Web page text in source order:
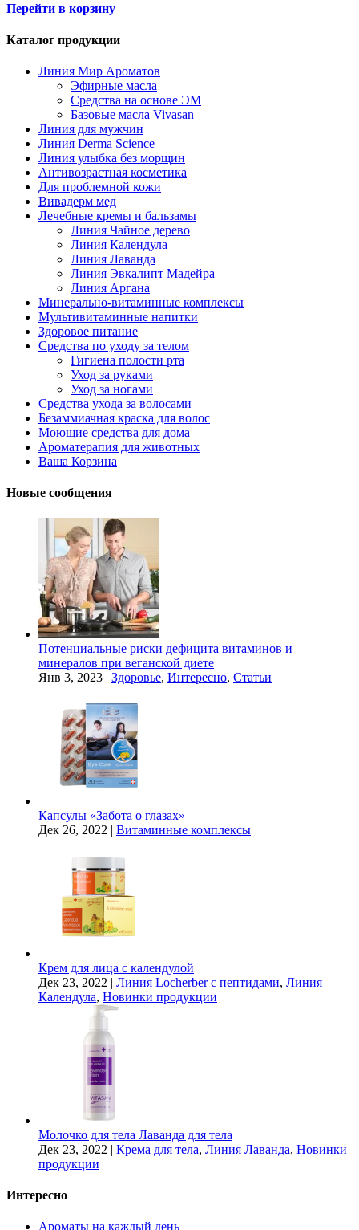
Перейти в корзину
Каталог продукции
Линия Мир Ароматов
Эфирные масла
Средства на основе ЭМ
Базовые масла Vivasan
Линия для мужчин
Линия Derma Science
Линия улыбка без морщин
Антивозрастная косметика
Для проблемной кожи
Вивадерм мед
Лечебные кремы и бальзамы
Линия Чайное дерево
Линия Календула
Линия Лаванда
Линия Эвкалипт Мадейра
Линия Аргана
Минерально-витаминные комплексы
Мультивитаминные напитки
Здоровое питание
Средства по уходу за телом
Гигиена полости рта
Уход за руками
Уход за ногами
Средства ухода за волосами
Безаммиачная краска для волос
Моющие средства для дома
Ароматерапия для животных
Ваша Корзина
Новые сообщения
Потенциальные риски дефицита витаминов и
минералов при веганской диете
Янв 3, 2023 | Здоровье, Интересно, Статьи
Капсулы «Забота о глазах»
Дек 26, 2022 | Витаминные комплексы
Крем для лица с календулой
Дек 23, 2022 | Линия Locherber с пептидами, Линия
Календула, Новинки продукции
Молочко для тела Лаванда для тела
Дек 23, 2022 | Крема для тела, Линия Лаванда, Новинки
продукции
Интересно
Ароматы на каждый день